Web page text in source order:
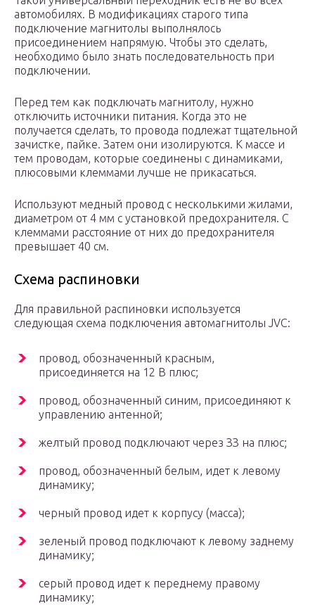
автомобилях. В модификациях старого типа
подключение магнитолы выполнялось
присоединением напрямую. Чтобы это сделать,
необходимо было знать последовательность при
подключении.
Перед тем как подключать магнитолу, нужно
отключить источники питания. Когда это не
получается сделать, то провода подлежат тщательной
зачистке, пайке. Затем они изолируются. К массе и
тем проводам, которые соединены с динамиками,
плюсовыми клеммами лучше не прикасаться.
Используют медный провод с несколькими жилами,
диаметром от 4 мм с установкой предохранителя. С
клеммами расстояние от них до предохранителя
превышает 40 см.
Схема распиновки
Для правильной распиновки используется
следующая схема подключения автомагнитолы JVC:
провод, обозначенный красным,
присоединяется на 12 В плюс;
провод, обозначенный синим, присоединяют к
управлению антенной;
желтый провод подключают через ЗЗ на плюс;
провод, обозначенный белым, идет к левому
динамику;
черный провод идет к корпусу (масса);
зеленый провод подключают к левому заднему
динамику;
серый провод идет к переднему правому
динамику;